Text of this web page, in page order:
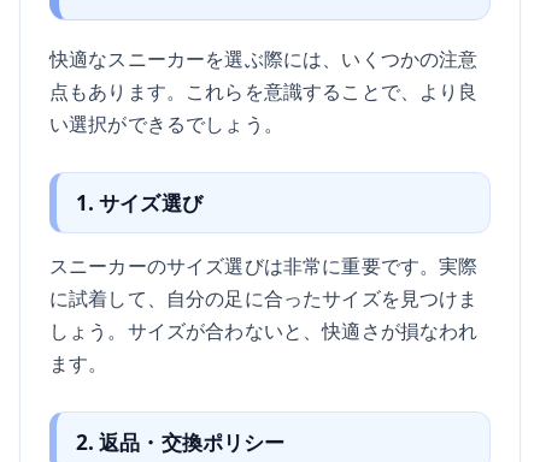
快適なスニーカーを選ぶ際には、いくつかの注意
点もあります。これらを意識することで、より良
い選択ができるでしょう。
1. サイズ選び
スニーカーのサイズ選びは非常に重要です。実際
に試着して、自分の足に合ったサイズを見つけま
しょう。サイズが合わないと、快適さが損なわれ
ます。
2. 返品・交換ポリシー